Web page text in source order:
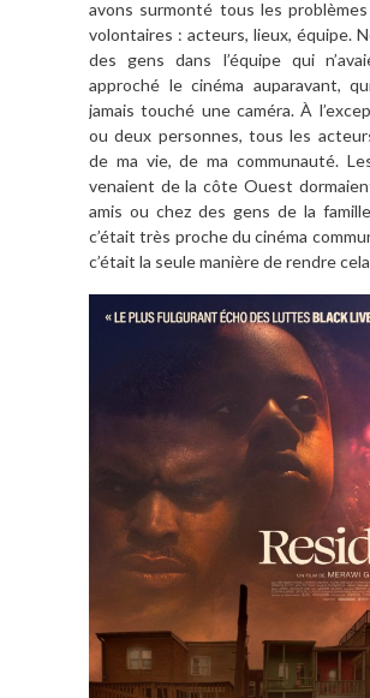
avons surmonté tous les
volontaires : acteurs, lieux, équipe.
des gens dans l’équipe qui
approché le cinéma auparavant,
jamais touché une caméra. À
ou deux personnes, tous les
de ma vie, de ma communauté.
venaient de la côte Ouest
amis ou chez des gens de la
c’était très proche du cinéma
c’était la seule manière de rendre